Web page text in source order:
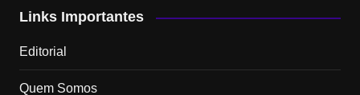
Links Importantes
Editorial
Quem Somos